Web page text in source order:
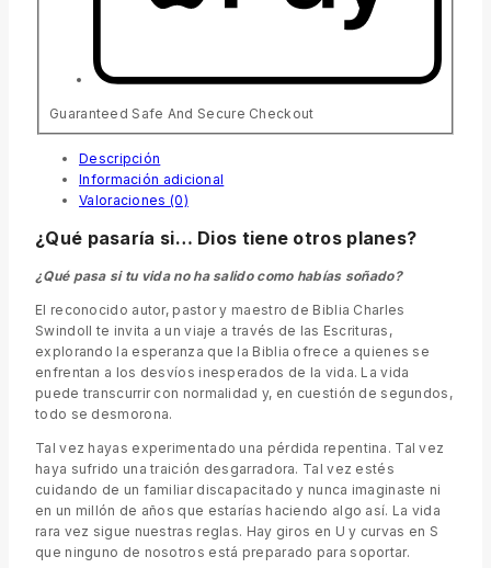
Guaranteed Safe And Secure Checkout
Descripción
Información adicional
Valoraciones (0)
¿Qué pasaría si… Dios tiene otros planes?
¿Qué pasa si tu vida no ha salido como habías soñado?
El reconocido autor, pastor y maestro de Biblia Charles
Swindoll te invita a un viaje a través de las Escrituras,
explorando la esperanza que la Biblia ofrece a quienes se
enfrentan a los desvíos inesperados de la vida. La vida
puede transcurrir con normalidad y, en cuestión de segundos,
todo se desmorona.
Tal vez hayas experimentado una pérdida repentina. Tal vez
haya sufrido una traición desgarradora. Tal vez estés
cuidando de un familiar discapacitado y nunca imaginaste ni
en un millón de años que estarías haciendo algo así. La vida
rara vez sigue nuestras reglas. Hay giros en U y curvas en S
que ninguno de nosotros está preparado para soportar.